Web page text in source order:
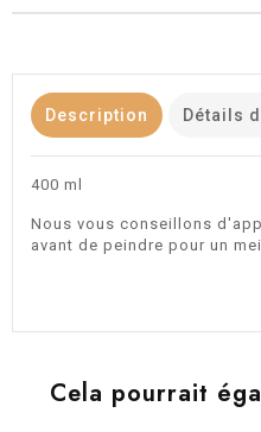
Description Détails
400 ml
Nous vous conseillons
avant de peindre pour un
Cela pourrait